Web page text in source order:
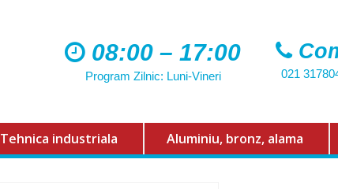
08:00 – 17:00
Program Zilnic: Luni-Vineri 021
Tehnica industriala Aluminiu, bronz, alama